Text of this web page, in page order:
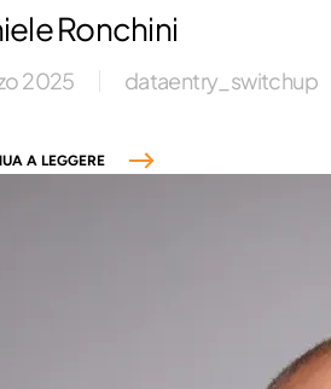
Ronchini
2025 dataentry_switchup
A LEGGERE